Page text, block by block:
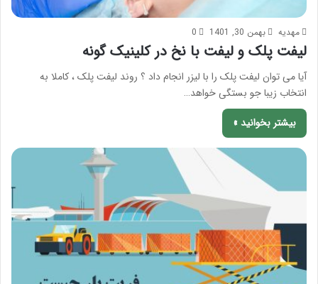
مهدیه بهمن 30, 1401 0
لیفت پلک و لیفت با نخ در کلینیک گونه
آیا می توان لیفت پلک را با لیزر انجام داد ؟ روند لیفت پلک ، کاملا به
انتخاب زیبا جو بستگی خواهد…
بیشتر بخوانید »